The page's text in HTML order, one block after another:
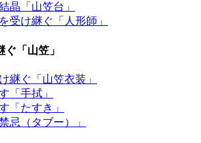
晶「山笠台」
受け継ぐ「人形師」
「山笠」
継ぐ「山笠衣装」
「手拭」
「たすき」
忌（タブー）」